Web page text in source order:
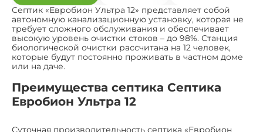
Септик «Евробион Ультра 12» представляет собой
автономную канализационную установку, которая не
требует сложного обслуживания и обеспечивает
высокую уровень очистки стоков – до 98%. Станция
биологической очистки рассчитана на 12 человек,
которые будут постоянно проживать в частном доме
или на даче.
Преимущества септика Септика
Евробион Ультра 12
Суточная производительность септика «Евробион